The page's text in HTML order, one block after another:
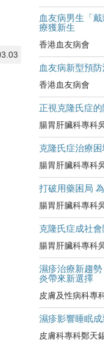
血友病男生「
療獲新生
香港血友病會
血友病新型預
香港血友病會
正視克隆氏症
腸胃肝臟科專科
克隆氏症治療困
腸胃肝臟科專科
打破用藥困局
腸胃肝臟科專科
克隆氏症成社
腸胃肝臟科專科
濕疹治療新趨
炎帶來新選擇
皮膚及性病科專
濕疹影響睡眠
皮膚科專科鄭天